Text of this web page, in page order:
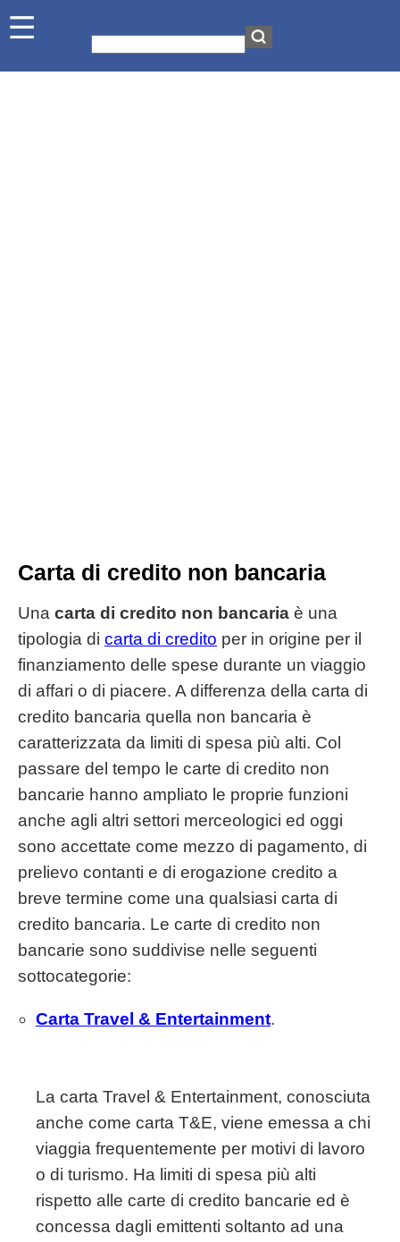
Carta di credito non bancaria
Una carta di credito non bancaria è una
tipologia di carta di credito per in origine per il
finanziamento delle spese durante un viaggio
di affari o di piacere. A differenza della carta di
credito bancaria quella non bancaria è
caratterizzata da limiti di spesa più alti. Col
passare del tempo le carte di credito non
bancarie hanno ampliato le proprie funzioni
anche agli altri settori merceologici ed oggi
sono accettate come mezzo di pagamento, di
prelievo contanti e di erogazione credito a
breve termine come una qualsiasi carta di
credito bancaria. Le carte di credito non
bancarie sono suddivise nelle seguenti
sottocategorie:
Carta Travel & Entertainment.
La carta Travel & Entertainment, conosciuta
anche come carta T&E, viene emessa a chi
viaggia frequentemente per motivi di lavoro
o di turismo. Ha limiti di spesa più alti
rispetto alle carte di credito bancarie ed è
concessa dagli emittenti soltanto ad una